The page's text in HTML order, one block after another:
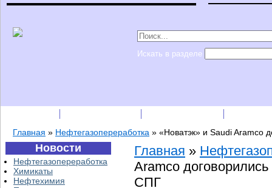
Искать в разделе
Главная » Нефтегазопереработка » «Новатэк» и Saudi Aramco
Новости
Нефтегазопереработка
Химикаты
Нефтехимия
Главная »
Aramco
СПГ